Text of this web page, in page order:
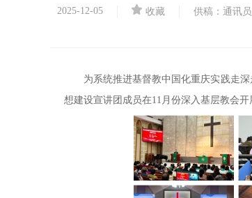
2025-12-05 收藏 供稿：通讯
为系统推进基督教中国化重庆实践走
想建设宣讲团成员在11月份深入基层教会开